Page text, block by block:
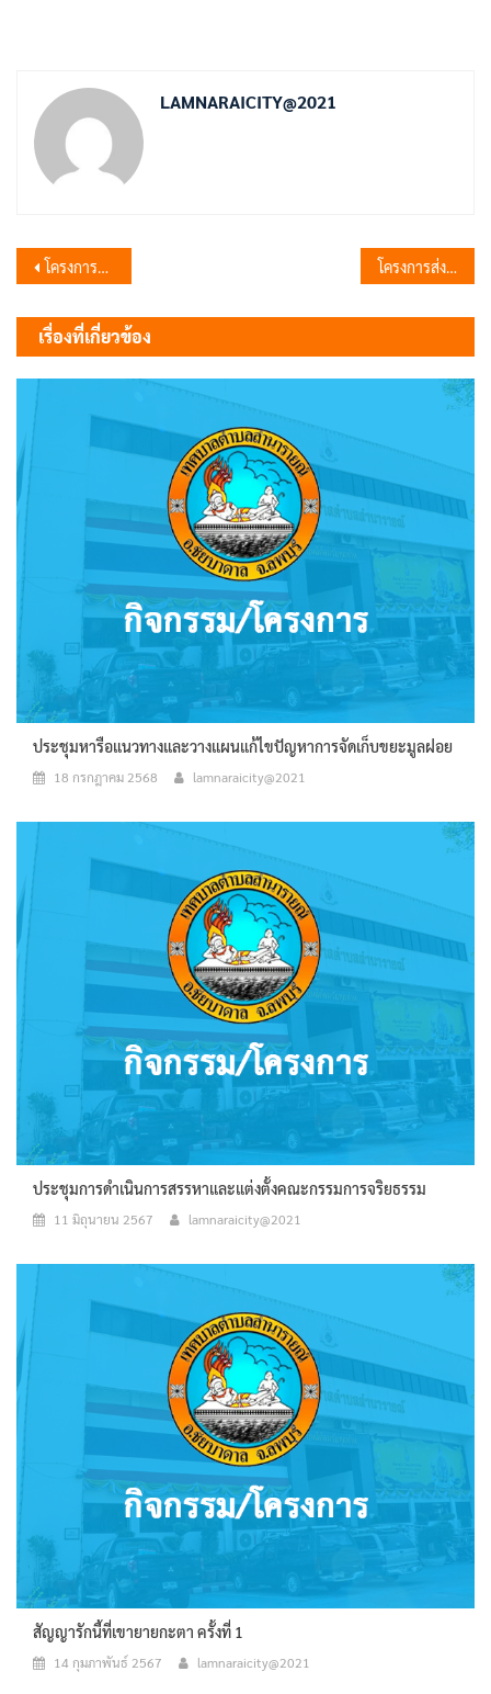
LAMNARAICITY@2021
แนะแนว
เรื่อง
โครงการวันต่อต้านยาเสพติด ประจำปี 2569 โครงการส่งเสริมการออกกำลังกาย “รวมพลคนรักสุขภาพ” ประจำปีงบประมาณ พ.ศ. 2569 โ
เรื่องที่เกี่ยวข้อง
ประชุมหารือแนวทางและวางแผนแก้ไขปัญหาการจัดเก็บขยะมูลฝอย
18 กรกฎาคม 2568 lamnaraicity@2021
ประชุมการดำเนินการสรรหาและแต่งตั้งคณะกรรมการจริยธรรม
11 มิถุนายน 2567 lamnaraicity@2021
สัญญารักนี้ที่เขายายกะตา ครั้งที่ 1
14 กุมภาพันธ์ 2567 lamnaraicity@2021